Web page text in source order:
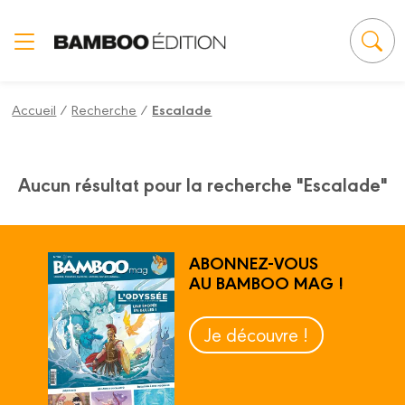
Accueil /Recherche / Escalade
Aucun résultat pour la recherche "Escalade"
ABONNEZ-VOUS
AU BAMBOO MAG !
Je découvre !